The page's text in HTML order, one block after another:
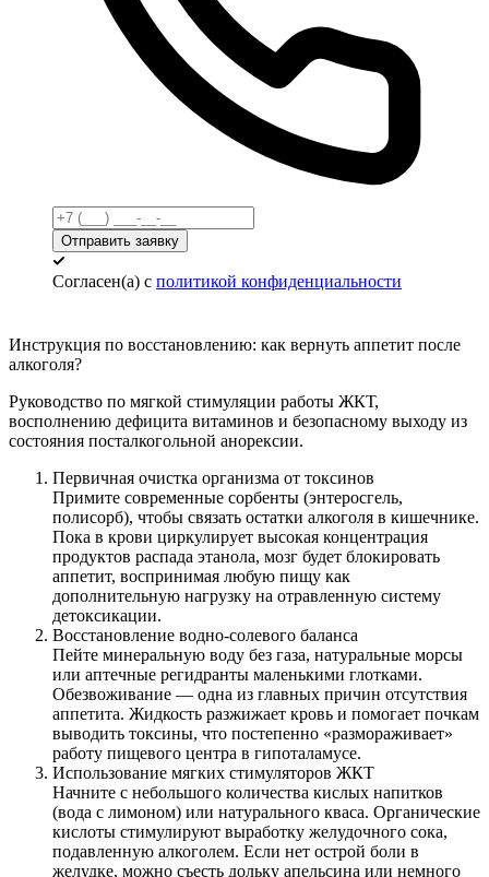
Отправить заявку
Согласен(а) с политикой конфиденциальности
Инструкция по восстановлению: как вернуть аппетит после
алкоголя?
Руководство по мягкой стимуляции работы ЖКТ,
восполнению дефицита витаминов и безопасному выходу из
состояния посталкогольной анорексии.
Первичная очистка организма от токсинов
Примите современные сорбенты (энтеросгель,
полисорб), чтобы связать остатки алкоголя в кишечнике.
Пока в крови циркулирует высокая концентрация
продуктов распада этанола, мозг будет блокировать
аппетит, воспринимая любую пищу как
дополнительную нагрузку на отравленную систему
детоксикации.
Восстановление водно-солевого баланса
Пейте минеральную воду без газа, натуральные морсы
или аптечные регидранты маленькими глотками.
Обезвоживание — одна из главных причин отсутствия
аппетита. Жидкость разжижает кровь и помогает почкам
выводить токсины, что постепенно «размораживает»
работу пищевого центра в гипоталамусе.
Использование мягких стимуляторов ЖКТ
Начните с небольшого количества кислых напитков
(вода с лимоном) или натурального кваса. Органические
кислоты стимулируют выработку желудочного сока,
подавленную алкоголем. Если нет острой боли в
желудке, можно съесть дольку апельсина или немного